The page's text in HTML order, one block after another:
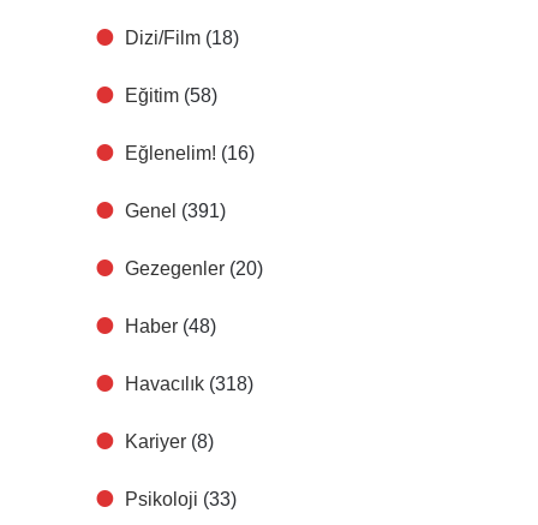
Dizi/Film (18)
Eğitim (58)
Eğlenelim! (16)
Genel (391)
Gezegenler (20)
Haber (48)
Havacılık (318)
Kariyer (8)
Psikoloji (33)